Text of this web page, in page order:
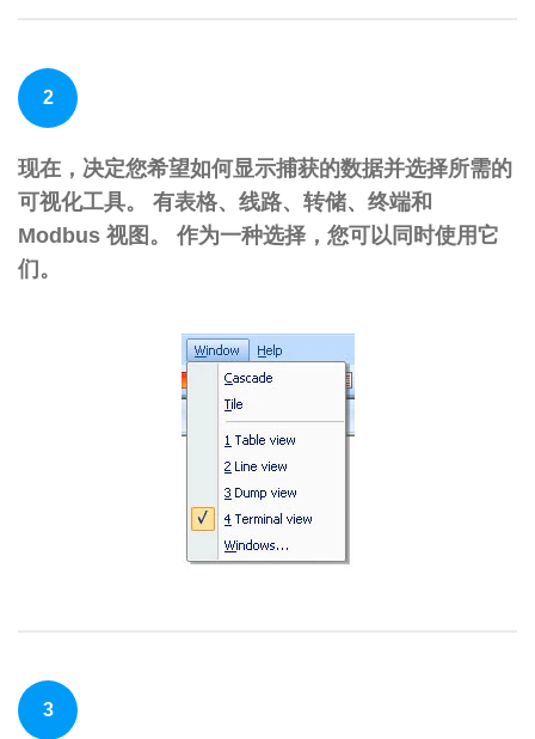
2
现在，决定您希望如何显示捕获的数据并选择所需的
可视化工具。 有表格、线路、转储、终端和
Modbus 视图。 作为一种选择，您可以同时使用它
们。
3